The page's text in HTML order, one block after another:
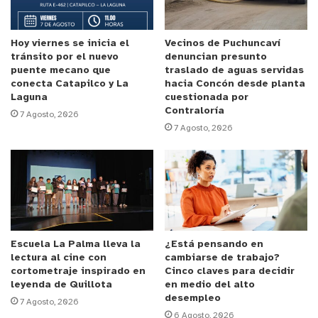
Se trata de aparatos celulares especialmente
diseñados para las personas de la tercera edad,
las que en caso se tener alguna dificultad, podrán
contactarse con las personas a cargo de su
cuidado o de los organismos públicos, como el
municipio y departamento de salud.
junto a la Dideco y al equipo municipal, hicieron
entrega de estos aparatos, y junto con ello una
caja de mercadería y otra de útiles de aseo que
son parte del programa iniciado por Don Francisco
y la citada casa de estudios superiores.
Durante estos días el equipo de Dideco debe
capacitar a los adultos mayores en el uso del
celular, con el objeto que los beneficiados saquen
Hoy viernes se inicia el
tránsito por el nuevo
puente mecano que
conecta Catapilco y La
Laguna
7 Agosto, 2026
Vecinos de Puchuncaví
denuncian presunto
traslado de aguas servidas
hacia Concón desde planta
cuestionada por
Contraloría
7 Agosto, 2026
Escuela La Palma lleva la
lectura al cine con
cortometraje inspirado en
leyenda de Quillota
7 Agosto, 2026
¿Está pensando en
cambiarse de trabajo?
Cinco claves para decidir
en medio del alto
desempleo
6 Agosto, 2026